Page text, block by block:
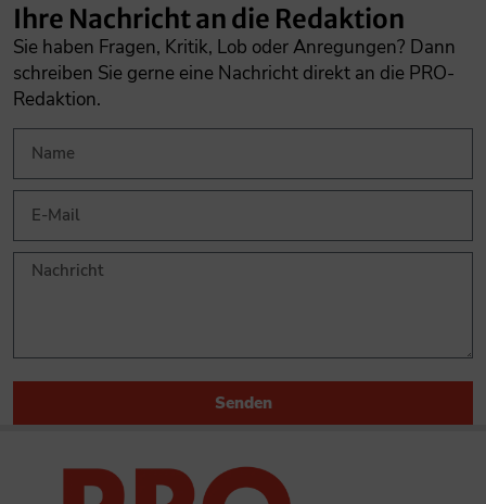
Ihre Nachricht an die Redaktion
Sie haben Fragen, Kritik, Lob oder Anregungen? Dann
schreiben Sie gerne eine Nachricht direkt an die PRO-
Redaktion.
Senden